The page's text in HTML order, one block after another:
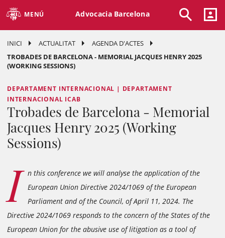
MENÚ Advocacia Barcelona
INICI ACTUALITAT
AGENDA D'ACTES
TROBADES DE BARCELONA - MEMORIAL JACQUES HENRY 2025
(WORKING SESSIONS)
DEPARTAMENT INTERNACIONAL | DEPARTAMENT
INTERNACIONAL ICAB
Trobades de Barcelona - Memorial
Jacques Henry 2025 (Working
Sessions)
I
n this conference we will analyse the application of the
European Union Directive 2024/1069 of the European
Parliament and of the Council, of April 11, 2024. The
Directive 2024/1069 responds to the concern of the States of the
European Union for the abusive use of litigation as a tool of